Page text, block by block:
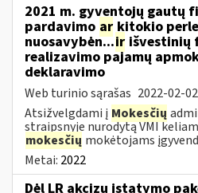
2021 m. gyventojų gautų
pardavimo ar kitokio
nuosavybėn...ir išvestinių
realizavimo pajamų
deklaravimo
Web turinio sąrašas 2022-02-02
Atsižvelgdami į Mokesčių
straipsnyje nurodytą VMI
mokesčių mokėtojams
Metai: 2022
Dėl LR akcizų įstatymo